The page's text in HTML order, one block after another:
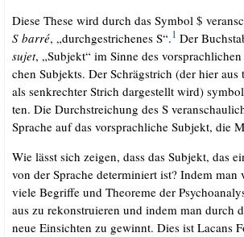
Die­se The­se wird durch das Sym­bol $
S bar­ré, „durch­ge­stri­che­nes S“.1 Der
sujet, „Sub­jekt“ im Sin­ne des
chen Sub­jekts. Der Schräg­strich (der hier aus
als senk­rech­ter Strich dar­ge­stellt wird)
ten. Die Durch­strei­chung des S
Spra­che auf das vor­sprach­li­che Sub­jekt, die
Wie lässt sich zei­gen, dass das Sub­jekt, das
von der Spra­che deter­mi­niert ist? Indem man
vie­le Begrif­fe und Theo­re­me der
aus zu rekon­stru­ie­ren und indem man durch
neue Ein­sich­ten zu gewinnt. Dies ist Lacans